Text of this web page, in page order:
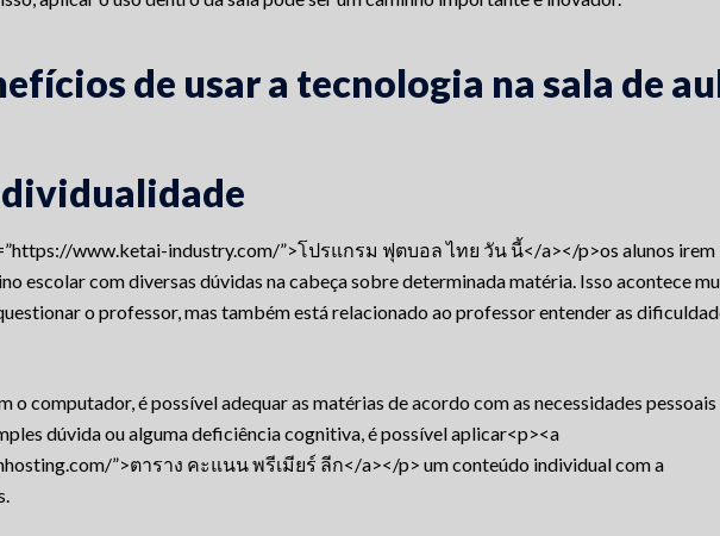
de usar a tecnologia na sala de
www.ketai-industry.com/”>โปรแกรม ฟุตบอล ไทย วัน นี้</a></p>os alunos irem
escolar com diversas dúvidas na cabeça sobre determinada matéria. Isso acontece
o professor, mas também está relacionado ao professor entender as
o computador, é possível adequar as matérias de acordo com as necessidades pessoais
dúvida ou alguma deficiência cognitiva, é possível aplicar<p><a
”>ตาราง คะแนน พรีเมียร์ ลีก</a></p> um conteúdo individual com a